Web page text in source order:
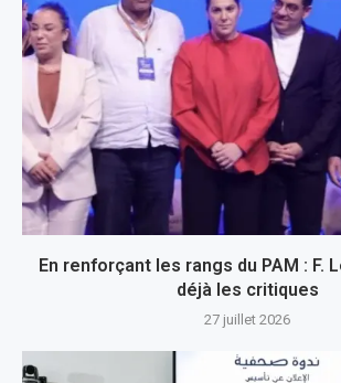
En renforçant les rangs du PAM : F.
déjà les critiques
27 juillet 2026